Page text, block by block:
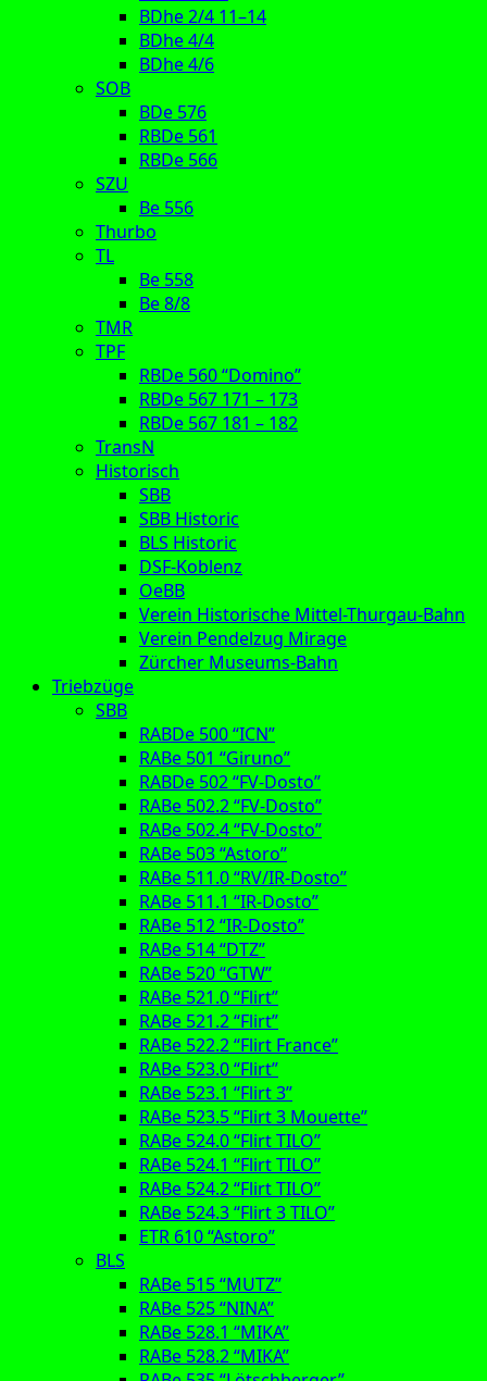
BDhe 2/4 11–14
BDhe 4/4
BDhe 4/6
SOB
BDe 576
RBDe 561
RBDe 566
SZU
Be 556
Thurbo
TL
Be 558
Be 8/8
TMR
TPF
RBDe 560 “Domino”
RBDe 567 171 – 173
RBDe 567 181 – 182
TransN
Historisch
SBB
SBB Historic
BLS Historic
DSF-Koblenz
OeBB
Verein Historische Mittel-Thurgau-Bahn
Verein Pendelzug Mirage
Zürcher Museums-Bahn
Triebzüge
SBB
RABDe 500 “ICN”
RABe 501 “Giruno”
RABDe 502 “FV-Dosto”
RABe 502.2 “FV-Dosto”
RABe 502.4 “FV-Dosto”
RABe 503 “Astoro”
RABe 511.0 “RV/IR-Dosto”
RABe 511.1 “IR-Dosto”
RABe 512 “IR-Dosto”
RABe 514 “DTZ”
RABe 520 “GTW”
RABe 521.0 “Flirt”
RABe 521.2 “Flirt”
RABe 522.2 “Flirt France”
RABe 523.0 “Flirt”
RABe 523.1 “Flirt 3”
RABe 523.5 “Flirt 3 Mouette”
RABe 524.0 “Flirt TILO”
RABe 524.1 “Flirt TILO”
RABe 524.2 “Flirt TILO”
RABe 524.3 “Flirt 3 TILO”
ETR 610 “Astoro”
BLS
RABe 515 “MUTZ”
RABe 525 “NINA”
RABe 528.1 “MIKA”
RABe 528.2 “MIKA”